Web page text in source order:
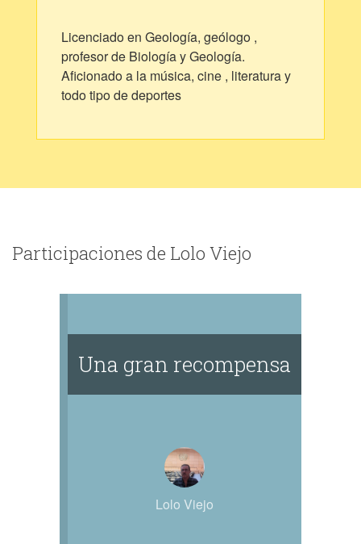
Licenciado en Geología, geólogo ,
profesor de Biología y Geología.
Aficionado a la música, cine , literatura y
todo tipo de deportes
Participaciones de Lolo Viejo
Una gran recompensa
Lolo Viejo